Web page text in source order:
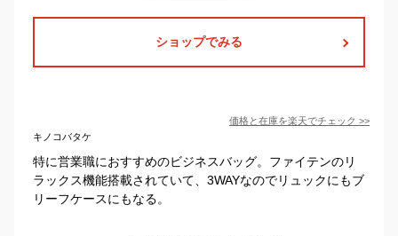
ショップでみる
価格と在庫を楽天でチェック >>
キノコバタケ
特に営業職におすすめのビジネスバッグ。ファイテンのリ
ラックス機能搭載されていて、3WAYなのでリュックにもブ
リーフケースにもなる。